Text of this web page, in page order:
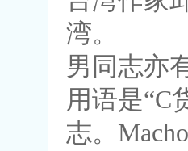
湾。
男同志亦
用语是“C
志。